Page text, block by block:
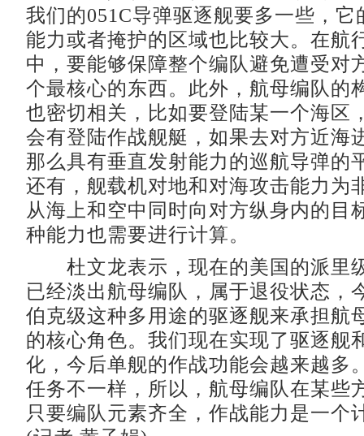
我们的051C导弹驱逐舰要多一些，它
能力或者掩护的区域也比较大。在航
中，要能够保障整个编队避免遭受对
个最核心的东西。此外，航母编队的
也密切相关，比如要登陆某一个海区
会有登陆作战舰艇，如果去对方近海
那么具有垂直发射能力的巡航导弹的
还有，舰载机对地和对海攻击能力为
从海上和空中同时向对方纵身内的目
种能力也需要进行计算。
杜文龙表示，现在的美国的派里
已经淡出航母编队，属于退役状态，
伯克级这种多用途的驱逐舰来承担航
的核心角色。我们现在实现了驱逐舰
化，今后单舰的作战功能会越来越多
任务不一样，所以，航母编队在某些
只要编队元素齐全，作战能力是一个